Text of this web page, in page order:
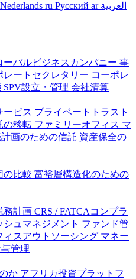
Nederlands ru Русский ar العربية
ーバルビジネスカンパニー 事
レートセクレタリー コーポレ
SPV設立・管理 会社清算
ービス プライベートトラスト
の移転 ファミリーオフィス マ
画のための信託 資産保全の
の比較 富裕層構造化のための
務計画 CRS / FATCAコンプラ
シュマネジメント ファンド管
ィスアウトソーシング マネー
管理
か アフリカ投資プラットフ